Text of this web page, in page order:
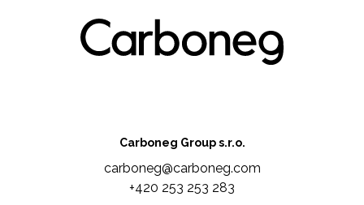
Carboneg Group s.r.o.
carboneg@carboneg.com
+420 253 253 283